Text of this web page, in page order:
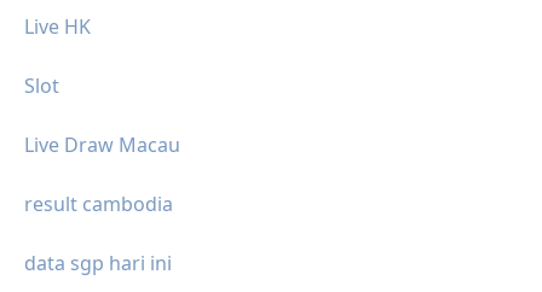
Live HK
Slot
Live Draw Macau
result cambodia
data sgp hari ini